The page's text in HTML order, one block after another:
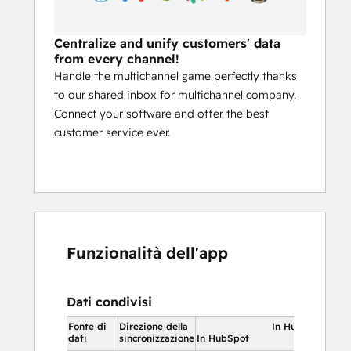
Centralize and unify customers' data
from every channel!
Handle the multichannel game perfectly thanks
to our shared inbox for multichannel company.
Connect your software and offer the best
customer service ever.
Funzionalità dell'app
Dati condivisi
Fonte di
dati
Direzione della
sincronizzazione
In HubSpot
In HubSpot